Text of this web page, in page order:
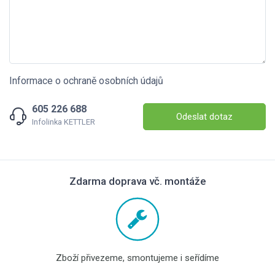
Informace o ochraně osobních údajů
605 226 688
Infolinka KETTLER Odeslat dotaz
Zdarma doprava vč. montáže
Zboží přivezeme, smontujeme i seřídíme